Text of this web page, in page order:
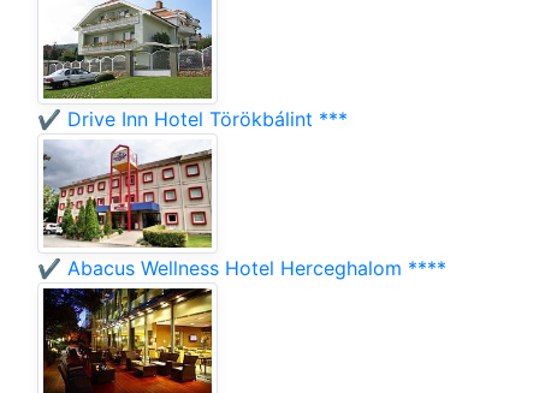
✔️ Drive Inn Hotel Törökbálint ***
✔️ Abacus Wellness Hotel Herceghalom ****